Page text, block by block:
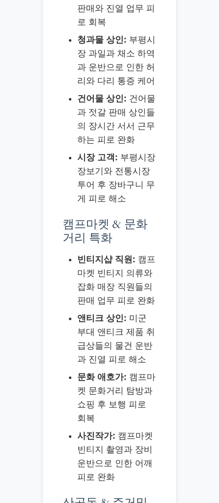
판매와 진열 업무 피
로 회복
청과물 상인: 부평시
장 과일과 채소 하역
과 운반으로 인한 허
리와 다리 통증 케어
건어물 상인: 건어물
과 젓갈 판매 상인들
의 장시간 서서 근무
하는 피로 완화
시장 고객: 부평시장
장보기와 전통시장
투어 후 장바구니 무
게 피로 해소
캠프마켓 & 문화
거리 특화
빈티지샵 직원: 캠프
마켓 빈티지 의류와
잡화 매장 직원들의
판매 업무 피로 완화
앤티크 상인: 미군
부대 앤티크 제품 취
급상들의 물건 운반
과 진열 피로 해소
문화 애호가: 캠프마
켓 문화거리 탐방과
쇼핑 후 보행 피로
회복
사진작가: 캠프마켓
빈티지 촬영과 장비
운반으로 인한 어깨
피로 완화